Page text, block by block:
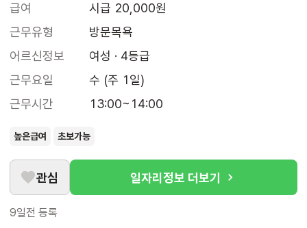
급여
시급 20,000원
근무유형
방문목욕
어르신정보
여성 · 4등급
근무요일
수 (주 1일)
근무시간
13:00~14:00
높은급여 초보가능
관심 일자리정보 더보기
9일전 등록